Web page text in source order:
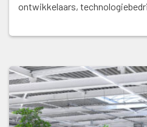
ontwikkelaars,